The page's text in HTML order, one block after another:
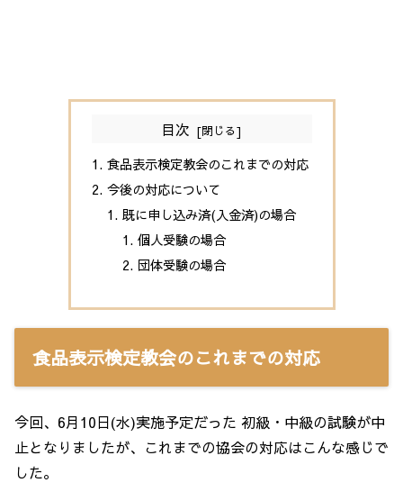
目次
食品表示検定教会のこれまでの対応
今後の対応について
既に申し込み済(入金済)の場合
個人受験の場合
団体受験の場合
食品表示検定教会のこれまでの対応
今回、6月10日(水)実施予定だった 初級・中級の試験が中
止となりましたが、これまでの協会の対応はこんな感じで
した。